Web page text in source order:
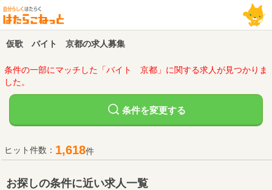
仮歌 バイト 京都の求人募集
条件の一部にマッチした「バイト 京都」に関する求人が見つかりま
した。
条件を変更する
ヒット件数： 1,618件
お探しの条件に近い求人一覧